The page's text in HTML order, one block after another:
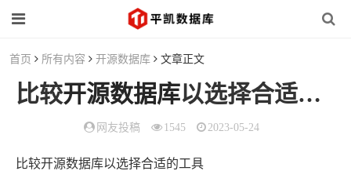
首页 所有内容 开源数据库 文章正文
比较开源数据库以选择合适的工具
网友投稿 1545 2023-05-24
比较开源数据库以选择合适的工具